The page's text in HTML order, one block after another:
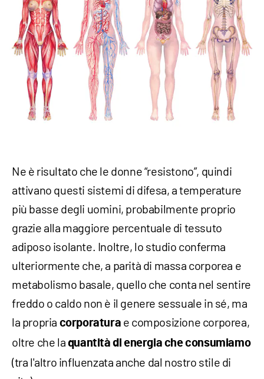
Ne è risultato che le donne “resistono”, quindi
attivano questi sistemi di difesa, a temperature
più basse degli uomini, probabilmente proprio
grazie alla maggiore percentuale di tessuto
adiposo isolante. Inoltre, lo studio conferma
ulteriormente che, a parità di massa corporea e
metabolismo basale, quello che conta nel sentire
freddo o caldo non è il genere sessuale in sé, ma
la propria corporatura e composizione corporea,
oltre che la quantità di energia che consumiamo
(tra l'altro influenzata anche dal nostro stile di